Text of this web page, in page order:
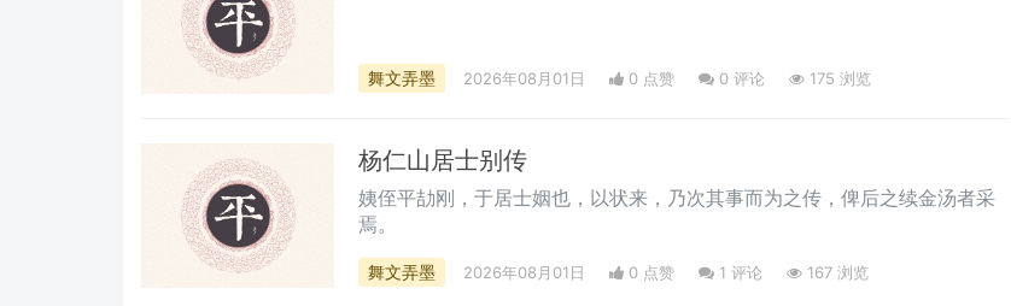
舞文弄墨 2026年08月01日 0 点赞 0 评论 175 浏览
杨仁山居士别传
姨侄平劼刚，于居士姻也，以状来，乃次其事而为之传，俾后之续金汤者采
焉。
舞文弄墨 2026年08月01日 0 点赞 1 评论 167 浏览